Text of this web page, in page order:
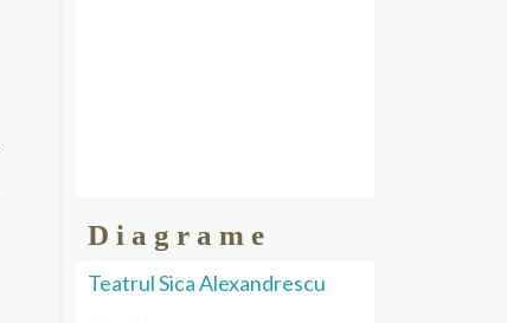
Diagrame
Teatrul Sica Alexandrescu